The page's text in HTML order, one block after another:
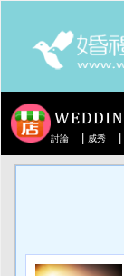
討論 威秀